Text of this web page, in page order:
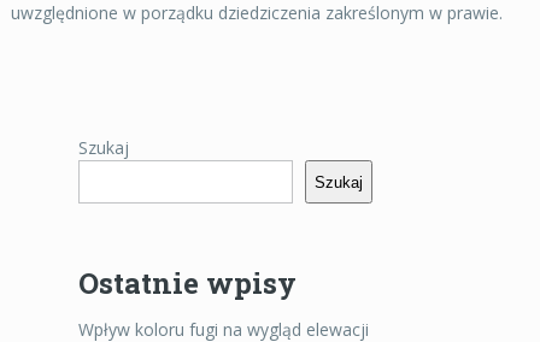
uwzględnione w porządku dziedziczenia zakreślonym w prawie.
Szukaj
Szukaj
Ostatnie wpisy
Wpływ koloru fugi na wygląd elewacji